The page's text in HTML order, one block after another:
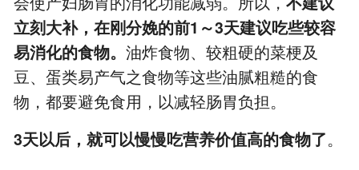
立刻大补，在刚分娩的前1～3天建议吃些较容
易消化的食物。油炸食物、较粗硬的菜梗及
豆、蛋类易产气之食物等这些油腻粗糙的食
物，都要避免食用，以减轻肠胃负担。
3天以后，就可以慢慢吃营养价值高的食物了。